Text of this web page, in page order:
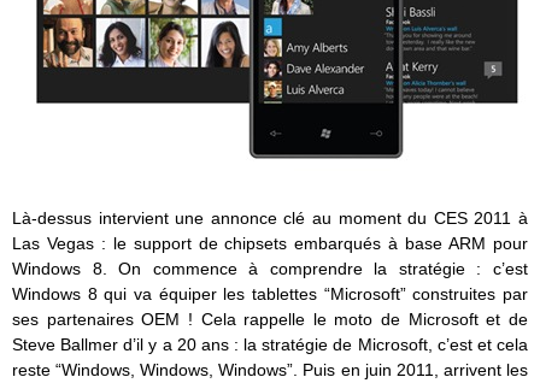
Là-dessus intervient une annonce clé au moment du CES 2011 à
Las Vegas : le support de chipsets embarqués à base ARM pour
Windows 8. On commence à comprendre la stratégie : c’est
Windows 8 qui va équiper les tablettes “Microsoft” construites par
ses partenaires OEM ! Cela rappelle le moto de Microsoft et de
Steve Ballmer d’il y a 20 ans : la stratégie de Microsoft, c’est et cela
reste “Windows, Windows, Windows”. Puis en juin 2011, arrivent les